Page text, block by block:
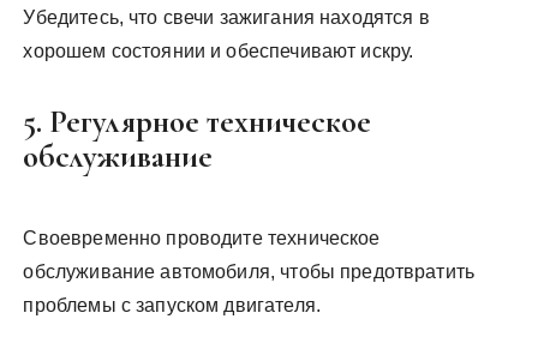
Убедитесь, что свечи зажигания находятся в
хорошем состоянии и обеспечивают искру.
5. Регулярное техническое
обслуживание
Своевременно проводите техническое
обслуживание автомобиля, чтобы предотвратить
проблемы с запуском двигателя.